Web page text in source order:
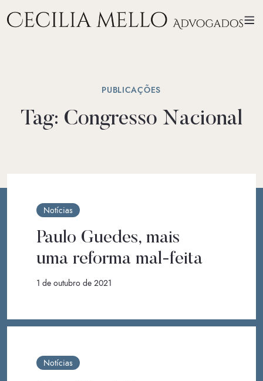
PUBLICAÇÕES
Tag: Congresso Nacional
Notícias
Paulo Guedes, mais
uma reforma mal-feita
1 de outubro de 2021
Notícias